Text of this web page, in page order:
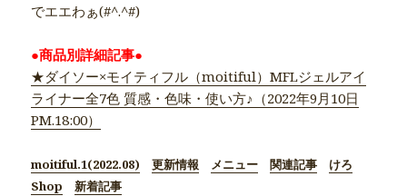
でエエわぁ(#^.^#)
●商品別詳細記事●
★ダイソー×モイティフル（moitiful）MFLジェルアイ
ライナー全7色 質感・色味・使い方♪（2022年9月10日
PM.18:00）
moitiful.1(2022.08) 更新情報 メニュー 関連記事
けろ
Shop
新着記事